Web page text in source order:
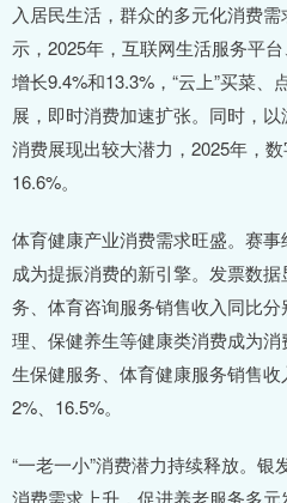
入居民生活，群众的多元化消费
示，2025年，互联网生活服务平
增长9.4%和13.3%，“云上”买菜
展，即时消费加速扩张。同时，
消费展现出较大潜力，2025年，
16.6%。
体育健康产业消费需求旺盛。赛事
成为提振消费的新引擎。发票数
务、体育咨询服务销售收入同比
理、保健养生等健康类消费成为
生保健服务、体育健康服务销售
2%、16.5%。
“一老一小”消费潜力持续释放。
消费需求上升，促进养老服务多